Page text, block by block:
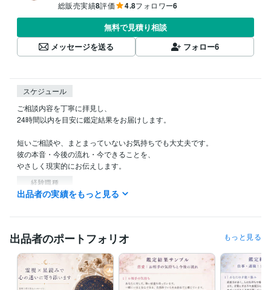
総販売実績8評価 4.8フォロワー6
無料で見積り相談
メッセージを送る
フォロー6
スケジュール
ご相談内容を丁寧に拝見し、
24時間以内を目安に鑑定結果をお届けします。
短いご相談や、まとまっていないお気持ちでも大丈夫です。
彼の本音・今後の流れ・今できることを、
やさしく現実的にお伝えします。
経験職種
クリエイター / 作家 経験年数 : 10年
ライフスタイル・その他 / 美容師・ネイリスト・美容家
経験年数 : 1
得意分野
占い 鑑定
出版業界
出品者の実績をもっと見る
出品者のポートフォリオ もっと見る